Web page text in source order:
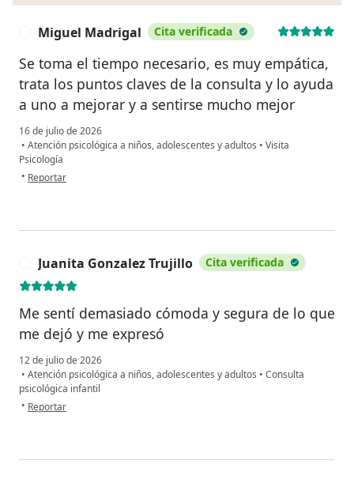
Miguel Madrigal Cita verificada
Se toma el tiempo necesario, es muy empática,
trata los puntos claves de la consulta y lo ayuda
a uno a mejorar y a sentirse mucho mejor
16 de julio de 2026
• Atención psicológica a niños, adolescentes y adultos • Visita
Psicología
• en opinión del usuario Miguel Madrigal
Reportar
Juanita Gonzalez Trujillo Cita verificada
Me sentí demasiado cómoda y segura de lo que
me dejó y me expresó
12 de julio de 2026
• Atención psicológica a niños, adolescentes y adultos • Consulta
psicológica infantil
• en opinión del usuario Juanita Gonzalez Trujillo
Reportar